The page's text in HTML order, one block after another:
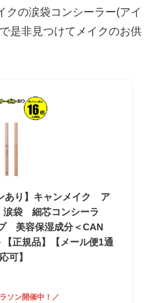
クの涙袋コンシーラー(アイ
是非見つけてメイクのお供
あり】キャンメイク ア
袋 細芯コンシーラ
美容保湿成分＜CAN
正規品】【メール便1通
可】
ソン開催中！／